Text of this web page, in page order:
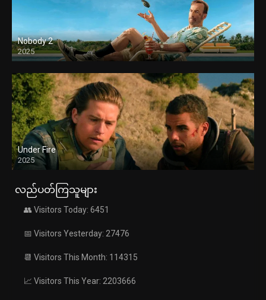
Nobody 2
2025
Under Fire
2025
လည်ပတ်ကြသူများ
👥 Visitors Today: 6451
📅 Visitors Yesterday: 27476
📆 Visitors This Month: 114315
📈 Visitors This Year: 2203666